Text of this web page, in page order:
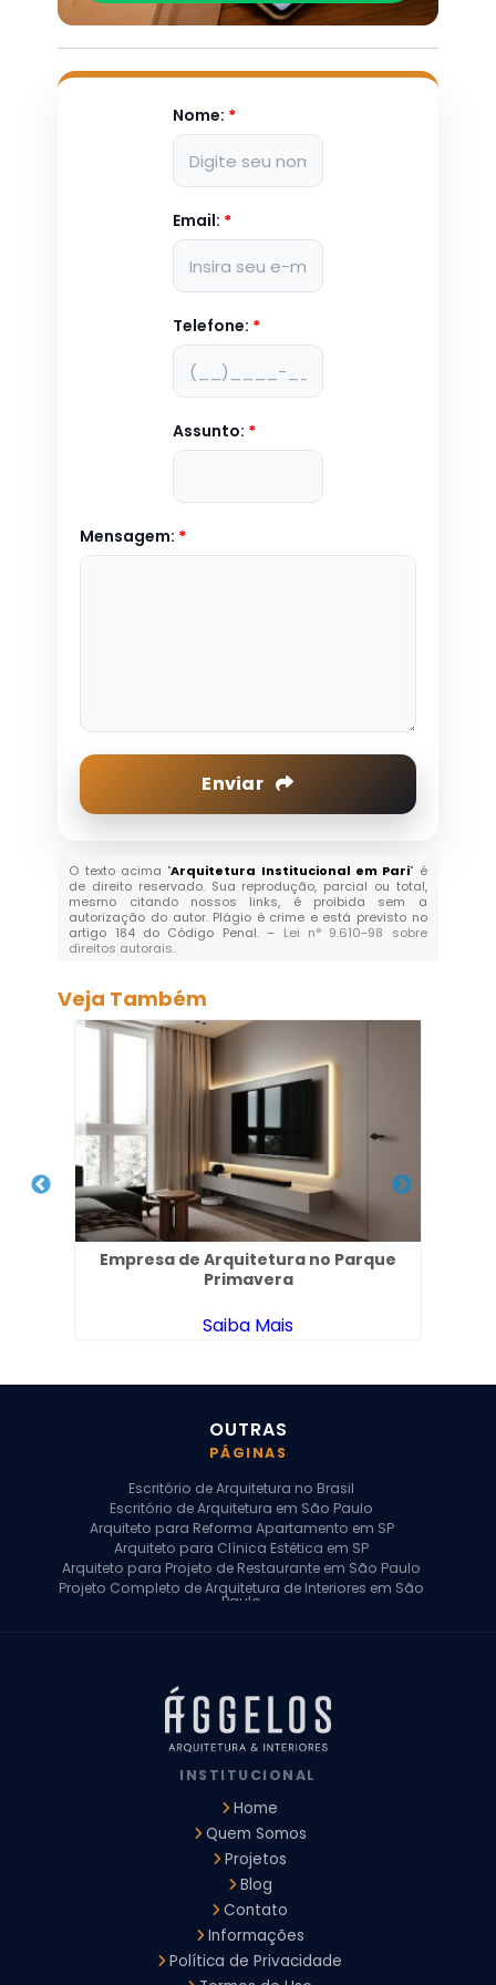
Nome: *
Email: *
Telefone: *
Assunto: *
Mensagem: *
Enviar
O texto acima "Arquitetura Institucional em Pari" é
de direito reservado. Sua reprodução, parcial ou total,
mesmo citando nossos links, é proibida sem a
autorização do autor. Plágio é crime e está previsto no
artigo 184 do Código Penal. – Lei n° 9.610-98 sobre
direitos autorais.
Veja Também
Empresa de Arquitetura no Parque
Primavera
Saiba Mais
OUTRAS
PÁGINAS
Escritório de Arquitetura no Brasil
Escritório de Arquitetura em São Paulo
Arquiteto para Reforma Apartamento em SP
Arquiteto para Clínica Estética em SP
Arquiteto para Projeto de Restaurante em São Paulo
Projeto Completo de Arquitetura de Interiores em São
Paulo
Arquiteto para Projeto Comercial em São Paulo
Arquiteto Comercial
Arquiteto para Reforma de Apartamento
Arquiteto para Reforma Residencial
Arquitetura para Reforma de Casas
Design de Interiores Apartamentos
Design de Interiores Residencial
Empresa de Arquitetura e Design
Empresas de Arquitetura e Design de Interiores
Escritório de Design de Interiores
Projeto Executivo Arquitetura
Arquitetura Institucional
Arquitetura Residencial
Empresa de Arquitetura
Empresa de Arquitetura e Engenharia
Empresa Design de Interiores
Escritorio de Arquitetura
INSTITUCIONAL
Home
Quem Somos
Projetos
Blog
Contato
Informações
Política de Privacidade